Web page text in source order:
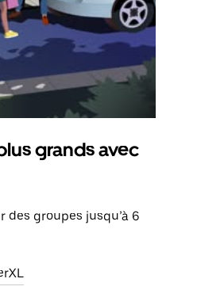
grands avec
des groupes jusqu’à 6